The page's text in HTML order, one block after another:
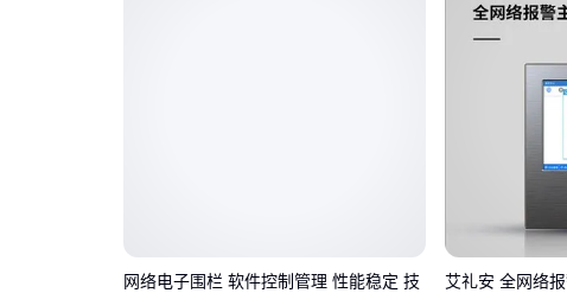
红
而
库
网络电子围栏 软件控制管理 性能稳定 技
艾礼安 全网络